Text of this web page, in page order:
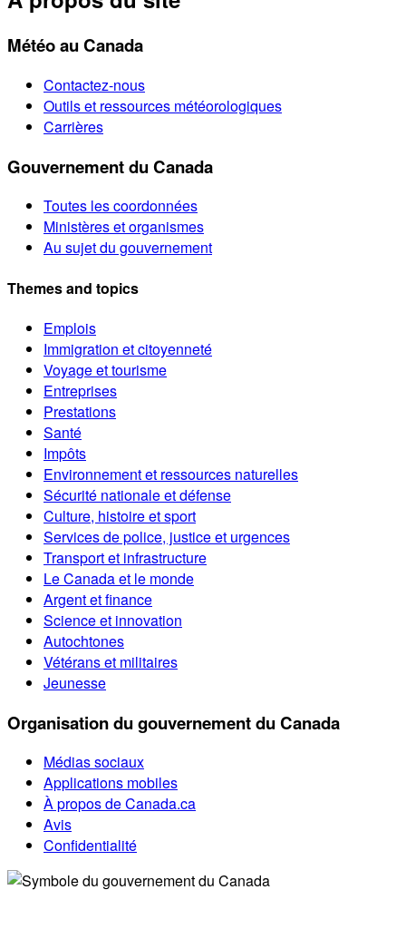
Météo au Canada
Contactez-nous
Outils et ressources météorologiques
Carrières
Gouvernement du Canada
Toutes les coordonnées
Ministères et organismes
Au sujet du gouvernement
Themes and topics
Emplois
Immigration et citoyenneté
Voyage et tourisme
Entreprises
Prestations
Santé
Impôts
Environnement et ressources naturelles
Sécurité nationale et défense
Culture, histoire et sport
Services de police, justice et urgences
Transport et infrastructure
Le Canada et le monde
Argent et finance
Science et innovation
Autochtones
Vétérans et militaires
Jeunesse
Organisation du gouvernement du Canada
Médias sociaux
Applications mobiles
À propos de Canada.ca
Avis
Confidentialité